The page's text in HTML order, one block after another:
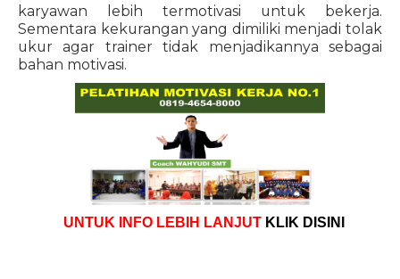
karyawan lebih termotivasi untuk bekerja.
Sementara kekurangan yang dimiliki menjadi tolak
ukur agar trainer tidak menjadikannya sebagai
bahan motivasi.
UNTUK INFO LEBIH LANJUT KLIK DISINI